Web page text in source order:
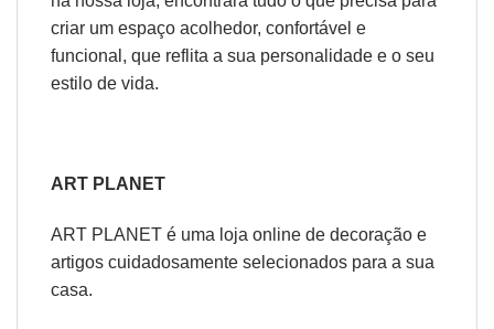
criar um espaço acolhedor, confortável e
funcional, que reflita a sua personalidade e o seu
estilo de vida.
ART PLANET
ART PLANET é uma loja online de decoração e
artigos cuidadosamente selecionados para a sua
casa.